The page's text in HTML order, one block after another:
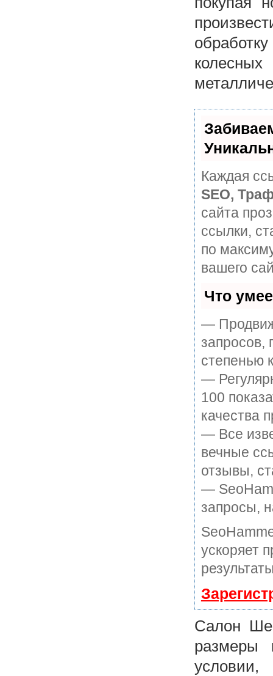
Каждая
SEO,
сайта
ссылки,
по
вашего
Что
—
запросов,
степенью
—
100
качества
— Все
вечные
отзывы,
—
запросы,
ускоряет
Салон
размеры